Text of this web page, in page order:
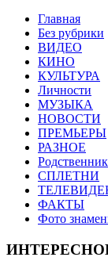
Главная
Без рубрики
ВИДЕО
КИНО
КУЛЬТУРА
Личности
МУЗЫКА
НОВОСТИ
ПРЕМЬЕРЫ
РАЗНОЕ
СПЛЕТНИ
ФАКТЫ
Фото